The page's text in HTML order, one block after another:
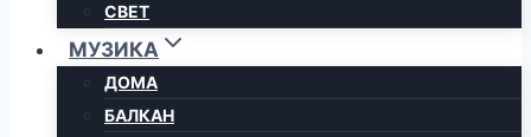
СВЕТ
МУЗИКА
ДОМА
БАЛКАН